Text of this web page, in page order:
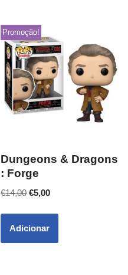
Promoção!
Dungeons & Dragons
: Forge
€14,00 €5,00
Adicionar